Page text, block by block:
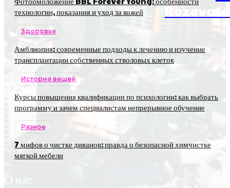
технологии, показания и уход за кожей
Здоровье
Амблиопия: современные подходы к лечению и изучение
трансплантации собственных стволовых клеток
История вещей
Курсы повышения квалификации по психологии: как выбрать
программу и зачем специалистам непрерывное обучение
Разное
7 мифов о чистке диванов: правда о безопасной химчистке
мягкой мебели
О нас